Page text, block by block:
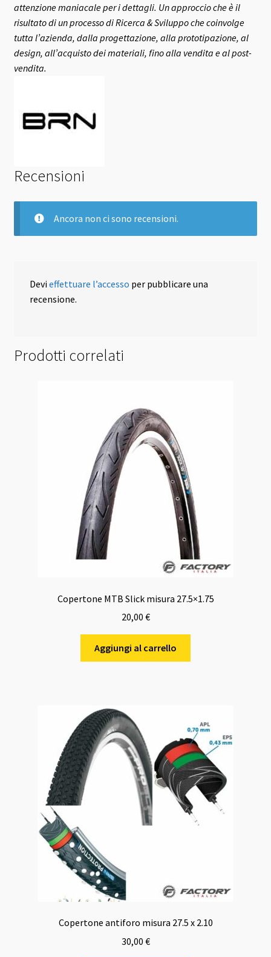
attenzione maniacale per i dettagli. Un approccio che è il
risultato di un processo di Ricerca & Sviluppo che coinvolge
tutta l’azienda, dalla progettazione, alla prototipazione, al
design, all’acquisto dei materiali, fino alla vendita e al post-
vendita.
Recensioni
Ancora non ci sono recensioni.
Devieffettuare l’accesso per pubblicare una
recensione.
Prodotti correlati
Copertone MTB Slick misura 27.5×1.75
20,00 €
Aggiungi al carrello
Copertone antiforo misura 27.5 x 2.10
30,00 €